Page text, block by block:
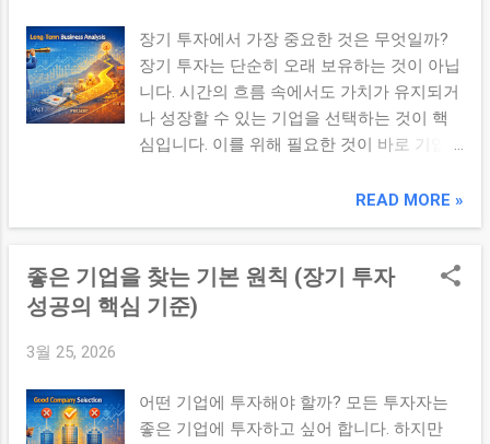
내재가치 중심 판단 주가가 아닌 기업의 실제
가치를 기준으로 판단합니다. ② 안전마진 확
보 예상 가치보다 낮은 가격에 투자하여 리스
크를 줄이는 전략입니다. ③ 장기 투자 시간
이 지나면서 시장이 가치를 반영할 것을 기대
는 20세기 초 벤저민 그레이엄 에 의해 체계
화되었습니다. 재무제표 기반 분석 강조 안전
이 이를 발전시켜 장기 투자 전략으로 확장했
습니다. 4. 가치투자 vs 성장투자 항목 가치투
장기 투자에서 가장 중요한 것은 무엇일까?
장기 투자는 단순히 오래 보유하는 것이 아닙
니다. 시간의 흐름 속에서도 가치가 유지되거
나 성장할 수 있는 기업을 선택하는 것이 핵
심입니다. 이를 위해 필요한 것이 바로 기업
장기 투자 역시 의미를 잃을 수 있습니다. ✔
기업을 선택하는 것이 핵심이다. 1. 장기 투자
와 단기 투자의 차이 항목 장기 투자 단기 투
가능성 판단 기업이 오랜 기간 동안 성장할
수 있는지 확인해야 합니다. ② 변동성 대응
READ MORE »
좋은 기업을 찾는 기본 원칙 (장기 투자
성공의 핵심 기준)
3월 25, 2026
어떤 기업에 투자해야 할까? 모든 투자자는
좋은 기업에 투자하고 싶어 합니다. 하지만